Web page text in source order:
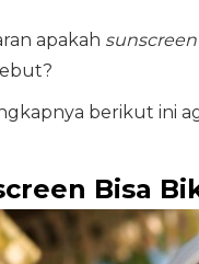
apakah sunscreen
berikut ini
Bisa